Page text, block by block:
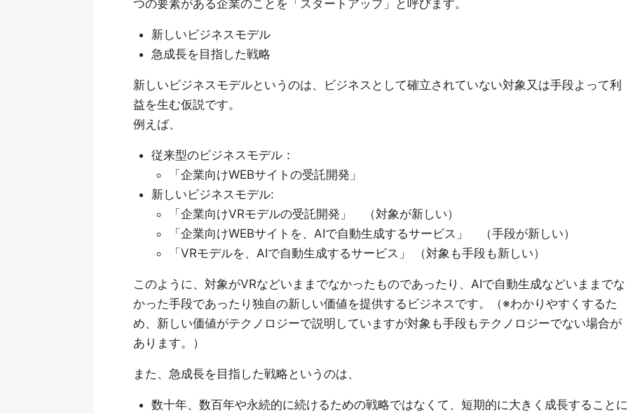
つの要素がある企業のことを「スタートアップ」と呼びます。
新しいビジネスモデル
急成長を目指した戦略
新しいビジネスモデルというのは、ビジネスとして確立されていない対象又は手段よって利
益を生む仮説です。
例えば、
従来型のビジネスモデル：
「企業向けWEBサイトの受託開発」
新しいビジネスモデル:
「企業向けVRモデルの受託開発」 （対象が新しい）
「企業向けWEBサイトを、AIで自動生成するサービス」 （手段が新しい）
「VRモデルを、AIで自動生成するサービス」 （対象も手段も新しい）
このように、対象がVRなどいままでなかったものであったり、AIで自動生成などいままでな
かった手段であったり独自の新しい価値を提供するビジネスです。（※わかりやすくするた
め、新しい価値がテクノロジーで説明していますが対象も手段もテクノロジーでない場合が
あります。）
また、急成長を目指した戦略というのは、
数十年、数百年や永続的に続けるための戦略ではなくて、短期的に大きく成長することに